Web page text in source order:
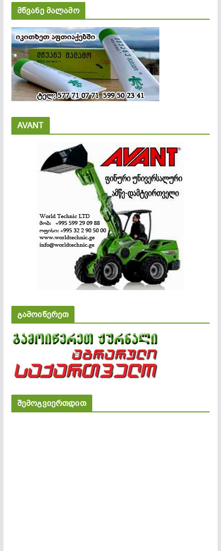
მწვანე მალამო
AVANT
გამოიწერეთ
შემოგვიერთდით